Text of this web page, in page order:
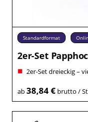
Standardformat
2er-Set
2er-Set dreieckig –
ab38,84 €brutto /